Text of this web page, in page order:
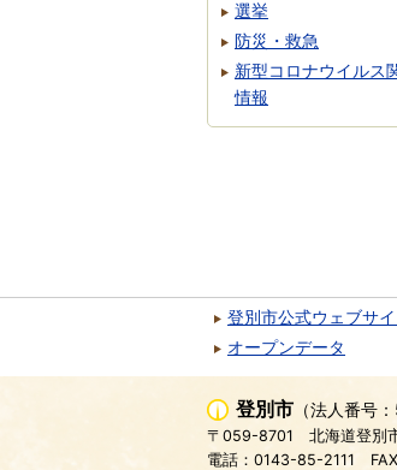
選挙
防災・救急
新型コロナウイルス
情報
登別市公式ウェブサ
オープンデータ
登別市 （法人番号
〒059-8701
北海道登別
電話：0143-85-2111